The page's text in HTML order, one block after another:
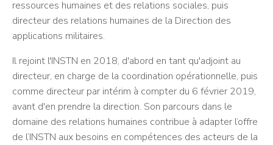
ressources humaines et des relations sociales, puis
directeur des relations humaines de la Direction des
applications militaires.
Il rejoint l'INSTN en 2018, d'abord en tant qu'adjoint au
directeur, en charge de la coordination opérationnelle, puis
comme directeur par intérim à compter du 6 février 2019,
avant d'en prendre la direction. Son parcours dans le
domaine des relations humaines contribue à adapter l’offre
de l’INSTN aux besoins en compétences des acteurs de la